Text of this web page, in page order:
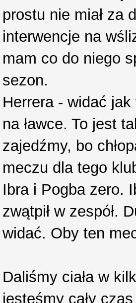
prostu nie miał za
interwencje na
mam co do niego
sezon.
Herrera - widać jak
na ławce. To jest
zajedźmy, bo
meczu dla tego
Ibra i Pogba zero.
zwątpił w zespół.
widać. Oby ten
Daliśmy ciała w
jesteśmy cały